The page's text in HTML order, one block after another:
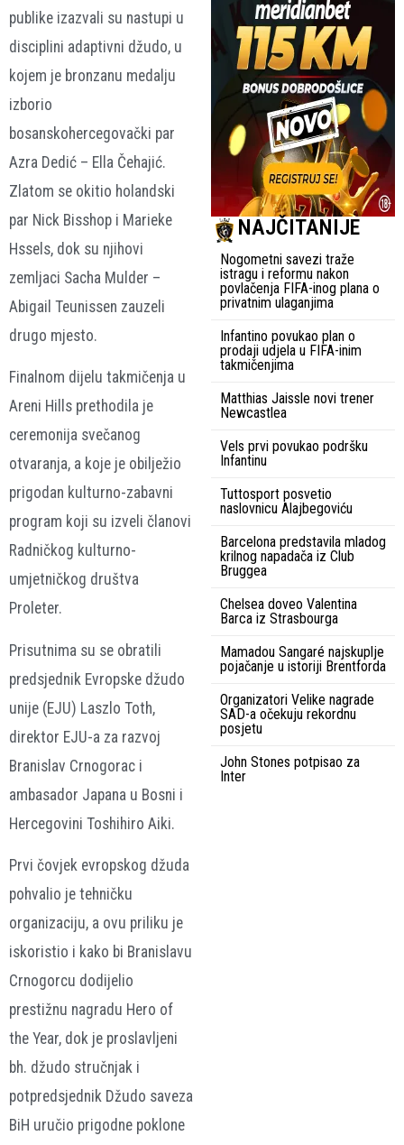
publike izazvali su nastupi u
disciplini adaptivni džudo, u
kojem je bronzanu medalju
izborio
bosanskohercegovački par
Azra Dedić – Ella Čehajić.
Zlatom se okitio holandski
par Nick Bisshop i Marieke
Hssels, dok su njihovi
zemljaci Sacha Mulder –
Abigail Teunissen zauzeli
drugo mjesto.
Finalnom dijelu takmičenja u
Areni Hills prethodila je
ceremonija svečanog
otvaranja, a koje je obilježio
prigodan kulturno-zabavni
program koji su izveli članovi
Radničkog kulturno-
umjetničkog društva
Proleter.
Prisutnima su se obratili
predsjednik Evropske džudo
unije (EJU) Laszlo Toth,
direktor EJU-a za razvoj
Branislav Crnogorac i
ambasador Japana u Bosni i
Hercegovini Toshihiro Aiki.
Prvi čovjek evropskog džuda
pohvalio je tehničku
organizaciju, a ovu priliku je
iskoristio i kako bi Branislavu
Crnogorcu dodijelio
prestižnu nagradu Hero of
the Year, dok je proslavljeni
bh. džudo stručnjak i
potpredsjednik Džudo saveza
BiH uručio prigodne poklone
NAJČITANIJE
Nogometni savezi traže
istragu i reformu nakon
povlačenja FIFA-inog plana o
privatnim ulaganjima
Infantino povukao plan o
prodaji udjela u FIFA-inim
takmičenjima
Matthias Jaissle novi trener
Newcastlea
Vels prvi povukao podršku
Infantinu
Tuttosport posvetio
naslovnicu Alajbegoviću
Barcelona predstavila mladog
krilnog napadača iz Club
Bruggea
Chelsea doveo Valentina
Barca iz Strasbourga
Mamadou Sangaré najskuplje
pojačanje u istoriji Brentforda
Organizatori Velike nagrade
SAD-a očekuju rekordnu
posjetu
John Stones potpisao za
Inter